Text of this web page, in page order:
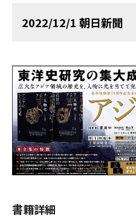
2022/12/1 朝日新聞
書籍詳細